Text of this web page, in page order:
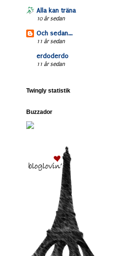
Alla kan träna
10 år sedan
Och sedan...
11 år sedan
erdoderdo
11 år sedan
Twingly statistik
Buzzador